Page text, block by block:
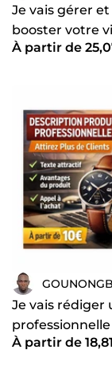
Je vais gérer
booster votre
À partir de
Je vais
À partir de